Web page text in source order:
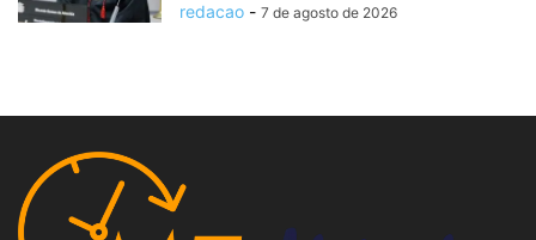
redacao - 7 de agosto de 2026